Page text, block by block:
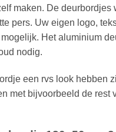
maken. De deurbordjes
pers. Uw eigen logo,
Het aluminium
nodig.
een rvs look hebben
met bijvoorbeeld de rest